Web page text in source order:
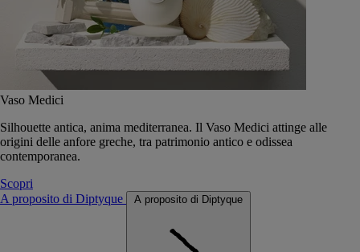
Vaso Medici
Silhouette antica, anima mediterranea. Il Vaso Medici attinge alle
origini delle anfore greche, tra patrimonio antico e odissea
contemporanea.
Scopri
A proposito di Diptyque
A proposito di Diptyque